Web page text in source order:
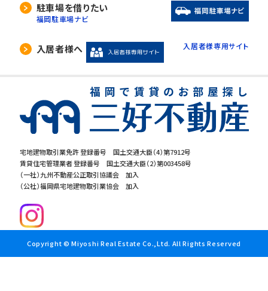
宅地建物取引業免許 登録番号 国土交通大臣（4）第7912号
賃貸住宅管理業者 登録番号 国土交通大臣（2）第003458号
（一社）九州不動産公正取引協議会 加入
（公社）福岡県宅地建物取引業協会 加入
駐車場を借りたい
福岡駐車場ナビ
入居者様へ 入居者様専用サイト
Copyright © Miyoshi Real Estate Co.,Ltd. All Rights Reserved